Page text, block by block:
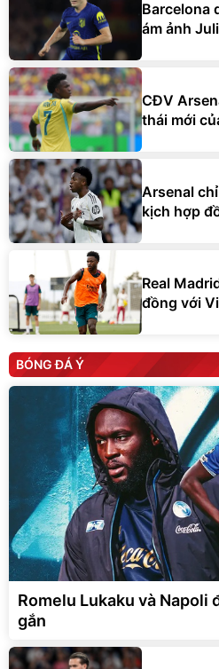
Barcelona
ám ảnh
CĐV
thái mới
Arsenal
kịch hợp
Real
đồng với
BÓNG ĐÁ Ý
Romelu Lukaku và Napoli
gắn